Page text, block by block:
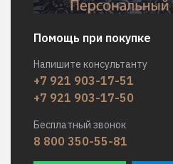
Помощь при покупке
Напишите консультанту
+7 921 903-17-51
+7 921 903-17-50
Бесплатный звонок
8 800 350-55-81